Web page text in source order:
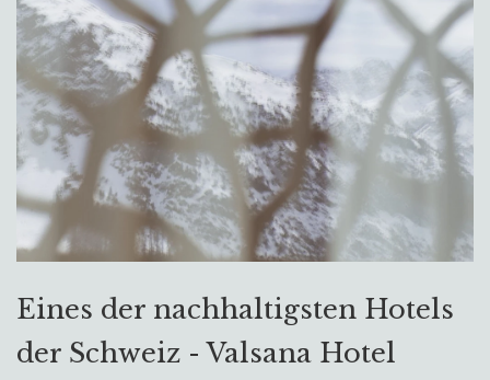
Eines der nachhaltigsten Hotels
der Schweiz - Valsana Hotel